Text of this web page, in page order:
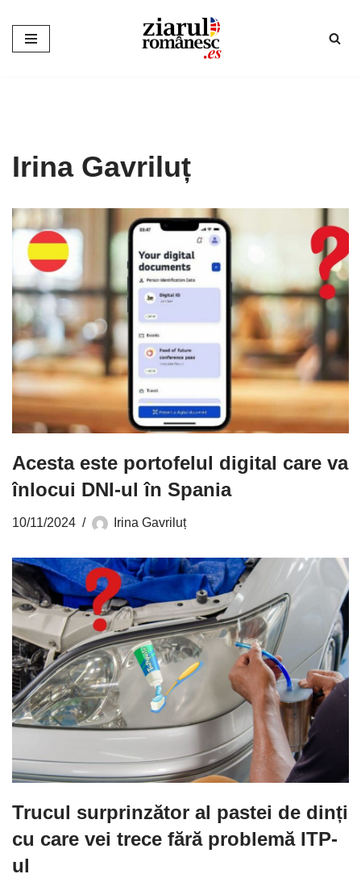
Sari
Irina Gavriluț
Acesta este portofelul digital care va
înlocui DNI-ul în Spania
10/11/2024 Irina Gavriluț
Trucul surprinzător al pastei de dinți
cu care vei trece fără problemă ITP-
ul